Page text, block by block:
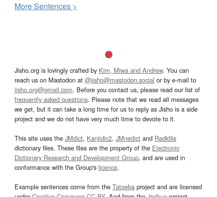
MoreSentences >
Jisho.org is lovingly crafted by Kim, Miwa and Andrew. You can
reach us on Mastodon at @jisho@mastodon.social or by e-mail to
jisho.org@gmail.com. Before you contact us, please read our list of
frequently asked questions. Please note that we read all messages
we get, but it can take a long time for us to reply as Jisho is a side
project and we do not have very much time to devote to it.
This site uses the JMdict, Kanjidic2, JMnedict and Radkfile
dictionary files. These files are the property of the Electronic
Dictionary Research and Development Group, and are used in
conformance with the Group's licence.
Example sentences come from the Tatoeba project and are licensed